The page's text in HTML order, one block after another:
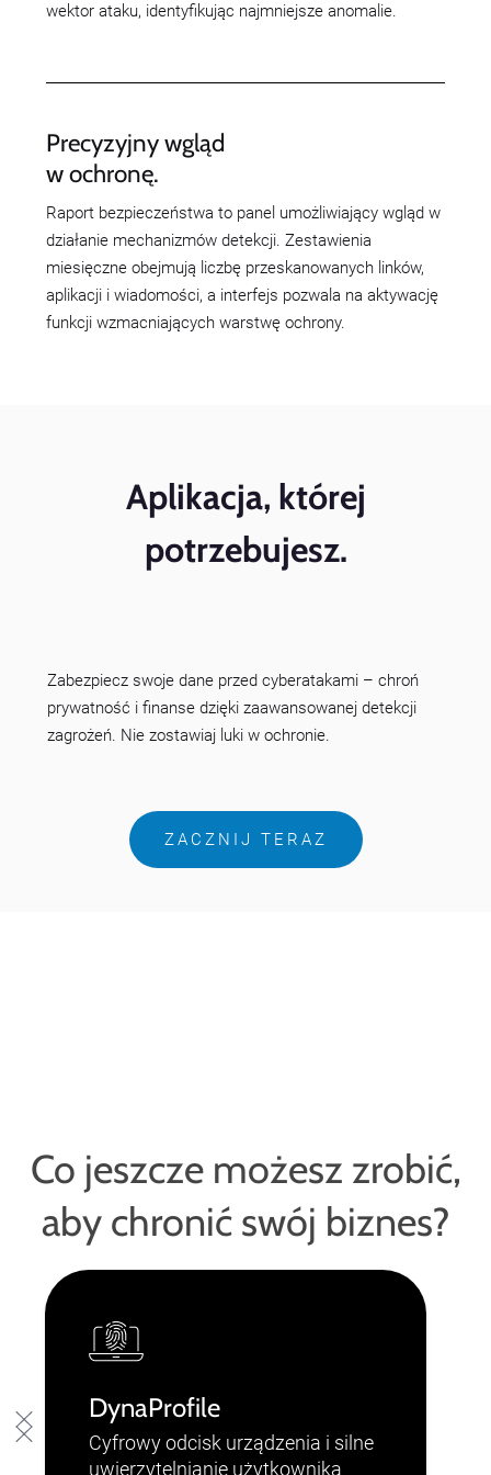
wektor ataku, identyfikując najmniejsze anomalie.
Precyzyjny wgląd
w ochronę.
Raport bezpieczeństwa to panel umożliwiający wgląd w
działanie mechanizmów detekcji. Zestawienia
miesięczne obejmują liczbę przeskanowanych linków,
aplikacji i wiadomości, a interfejs pozwala na aktywację
funkcji wzmacniających warstwę ochrony.
Aplikacja, której
potrzebujesz.
Zabezpiecz swoje dane przed cyberatakami – chroń
prywatność i finanse dzięki zaawansowanej detekcji
zagrożeń. Nie zostawiaj luki w ochronie.
ZACZNIJ TERAZ
Co jeszcze możesz zrobić,
aby chronić swój biznes?
DynaProfile
Cyfrowy odcisk urządzenia i silne
uwierzytelnianie użytkownika